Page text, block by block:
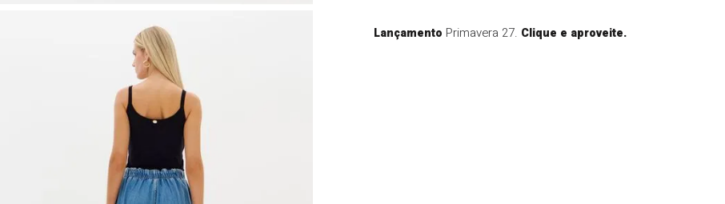
Lançamento Primavera 27. Clique e aproveite.